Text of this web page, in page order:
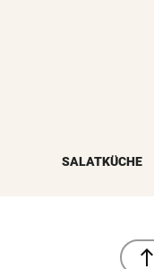
SALATKÜCHE
north